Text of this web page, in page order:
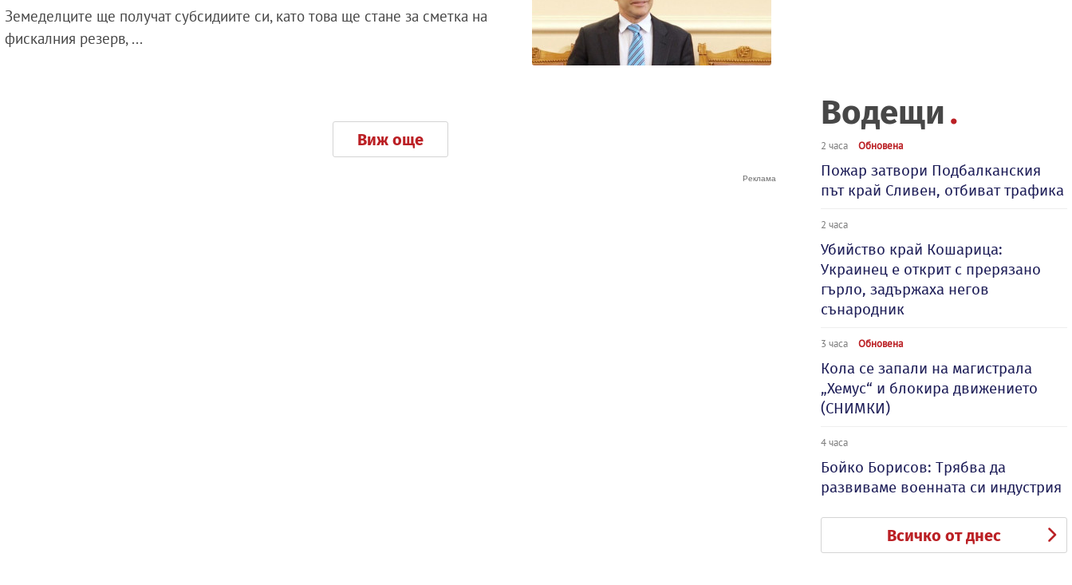
Земеделците ще получат субсидиите си, като това ще стане за сметка на
фискалния резерв, ...
Виж още
Водещи
2 часа Обновена
Пожар затвори Подбалканския
път край Сливен, отбиват трафика
2 часа
Убийство край Кошарица:
Украинец е открит с прерязано
гърло, задържаха негов
сънародник
3 часа Обновена
Кола се запали на магистрала
„Хемус“ и блокира движението
(СНИМКИ)
4 часа
Бойко Борисов: Трябва да
развиваме военната си индустрия
Всичко от днес